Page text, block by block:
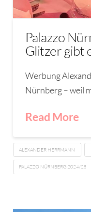
Palazzo
Glitzer gibt
Werbung
Nürnberg – weil
Read More
ALEXANDER HERRMANN
PALAZZO NÜRNBERG 2024/25